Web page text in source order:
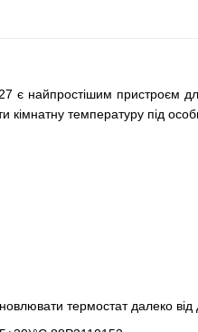
найпростішим пристроєм
температуру під
термостат далеко від